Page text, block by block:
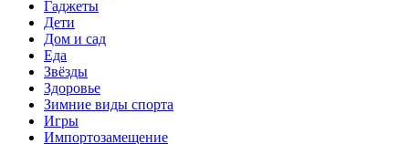
Гаджеты
Дети
Дом и сад
Еда
Звёзды
Здоровье
Зимние виды спорта
Игры
Импортозамещение